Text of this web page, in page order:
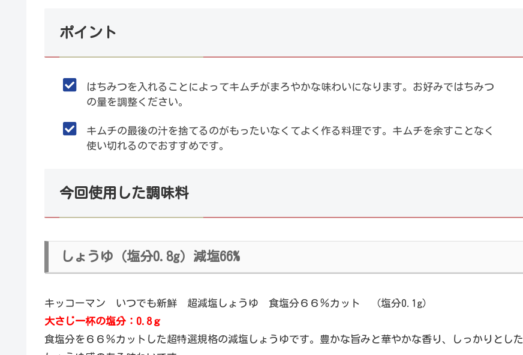
ポイント
はちみつを入れることによってキムチがまろやかな味わいになります。お好みではちみつ
の量を調整ください。
キムチの最後の汁を捨てるのがもったいなくてよく作る料理です。キムチを余すことなく
使い切れるのでおすすめです。
今回使用した調味料
しょうゆ（塩分0.8g）減塩66%
キッコーマン いつでも新鮮 超減塩しょうゆ 食塩分６６％カット （塩分0.1g）
大さじ一杯の塩分：0.8ｇ
食塩分を６６％カットした超特選規格の減塩しょうゆです。豊かな旨みと華やかな香り、しっかりとした